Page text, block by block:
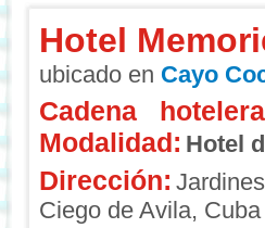
Hotel
ubicado en Cayo
Cadena
Modalidad: Hotel
Dirección:
Ciego de Avila, Cuba